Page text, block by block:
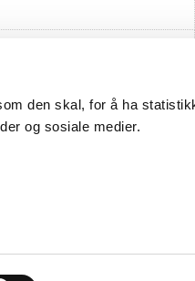
den skal, for å ha
og sosiale medier.
CENELEC HD
inneholder enkelte
fullstendige kjøpsvilkår